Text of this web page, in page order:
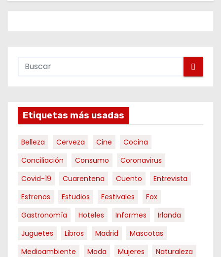
Etiquetas más usadas
Belleza Cerveza Cine
Cocina
Conciliación
Consumo
Coronavirus
Covid-19
Cuarentena Cuento
Entrevista
Estrenos
Estudios Festivales
Fox
Gastronomía
Hoteles Informes
Irlanda
Juguetes
Libros Madrid
Mascotas
Medioambiente
Moda Mujeres
Naturaleza